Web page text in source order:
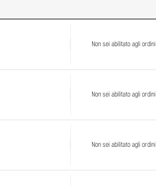
Non sei abilitato agli ordini
Non sei abilitato agli ordini
Non sei abilitato agli ordini